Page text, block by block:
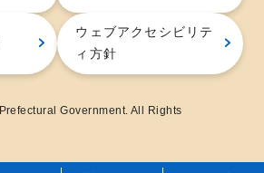
ウェブアクセシビリテ
ィ方針
Government. All Rights